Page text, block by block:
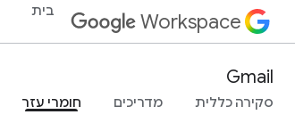
Workspace בית
Gmail
סקירה כללית מדריכים חומרי עזר